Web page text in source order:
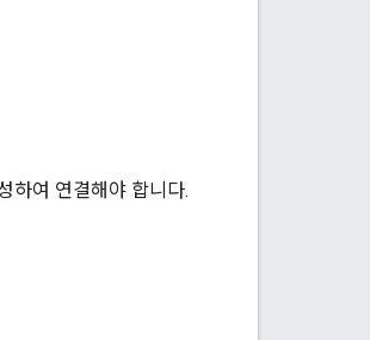
하여 연결해야 합니다.